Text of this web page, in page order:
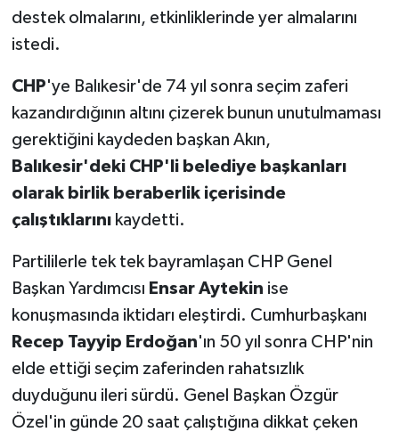
destek olmalarını, etkinliklerinde yer almalarını
istedi.
CHP'ye Balıkesir'de 74 yıl sonra seçim zaferi
kazandırdığının altını çizerek bunun unutulmaması
gerektiğini kaydeden başkan Akın,
Balıkesir'deki CHP'li belediye başkanları
olarak birlik beraberlik içerisinde
çalıştıklarını kaydetti.
Partililerle tek tek bayramlaşan CHP Genel
Başkan Yardımcısı Ensar Aytekin ise
konuşmasında iktidarı eleştirdi. Cumhurbaşkanı
Recep Tayyip Erdoğan'ın 50 yıl sonra CHP'nin
elde ettiği seçim zaferinden rahatsızlık
duyduğunu ileri sürdü. Genel Başkan Özgür
Özel'in günde 20 saat çalıştığına dikkat çeken